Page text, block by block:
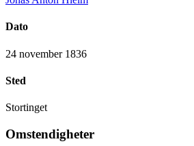
Dato
24 november 1836
Sted
Stortinget
Omstendigheter